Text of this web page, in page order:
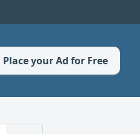
Place your Ad for Free